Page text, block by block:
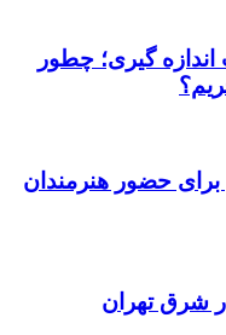
گیری؛ چطور
حضور هنرمندان
شرق تهران